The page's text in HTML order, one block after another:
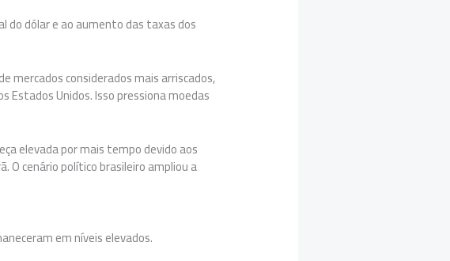
do dólar e ao aumento das taxas dos
mercados considerados mais arriscados,
Estados Unidos. Isso pressiona moedas
elevada por mais tempo devido aos
O cenário político brasileiro ampliou a
em níveis elevados.